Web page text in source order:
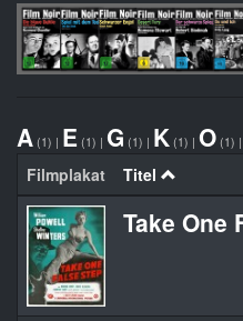
A (1) | E (1) | G (1) | K (1) | O (1) |
Filmplakat Titel
Take One